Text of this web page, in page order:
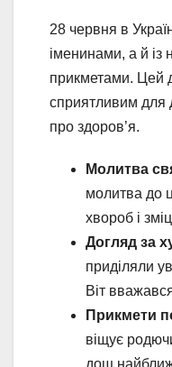
28 червня в
іменинами, а й із
прикметами. Цей
сприятливим для
про здоров’я.
Молитва
молитва до
хвороб і
Догляд за
приділяли
Віт
Прикмети
віщує
дощ